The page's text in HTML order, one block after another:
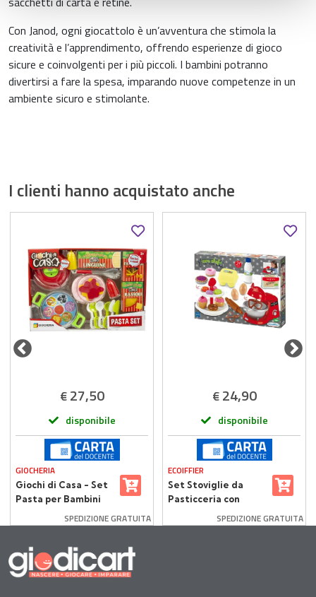
raccolto dal suo utilizzo dei loro servizi.
Con Janod, ogni giocattolo è un’avventura che stimola la
creatività e l’apprendimento, offrendo esperienze di gioco
sicure e coinvolgenti per i più piccoli. I bambini potranno
divertirsi a fare la spesa, imparando nuove competenze in un
ambiente sicuro e stimolante.
I clienti hanno acquistato anche
€ 27,50
disponibile
GIOCHERIA
Giochi di Casa - Set
Pasta per Bambini
Effetti Sonori
SPEDIZIONE GRATUITA
€ 24,90
disponibile
ECOIFFIER
Set Stoviglie da
Pasticceria con
Creativo per
SPEDIZIONE GRATUITA